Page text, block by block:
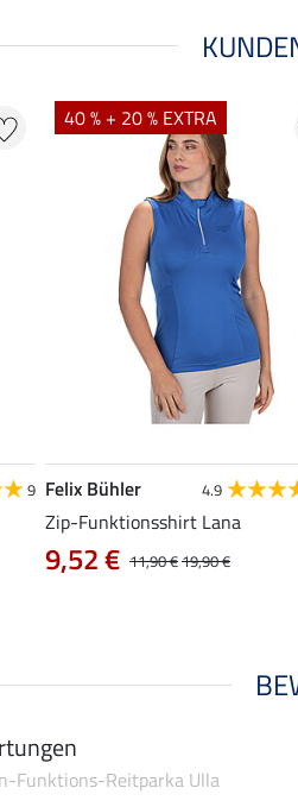
9
40 % + 20 % EXTRA
Felix Bühler 4.9
Zip-Funktionsshirt Lana
11,90 €19,90 €
9,52 €
Funktions-Reitparka Ulla